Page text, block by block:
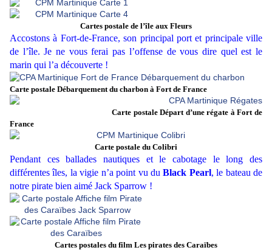
Cartes postale de l’île aux Fleurs
Accostons à Fort-de-France, son principal port et principale ville
de l’île. Je ne vous ferai pas l’offense de vous dire quel est le
marin qui l’a découverte !
Carte postale Débarquement du charbon à Fort de France
Carte postale Départ d’une régate à Fort de
France
Carte postale du Colibri
Pendant ces ballades nautiques et le cabotage le long des
différentes îles, la vigie n’a point vu duBlack Pearl, le bateau de
notre pirate bien aimé Jack Sparrow !
Cartes postales du film Les pirates des Caraïbes